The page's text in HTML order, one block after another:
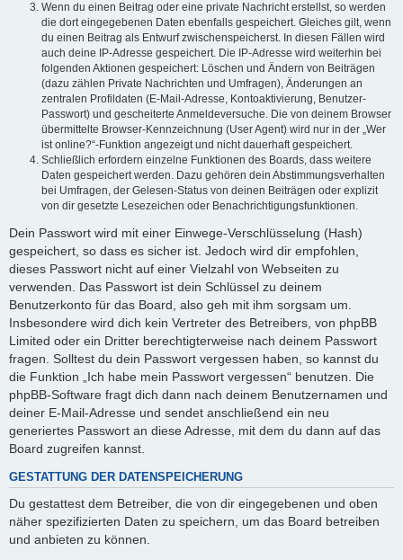
Wenn du einen Beitrag oder eine private Nachricht erstellst, so werden
die dort eingegebenen Daten ebenfalls gespeichert. Gleiches gilt, wenn
du einen Beitrag als Entwurf zwischenspeicherst. In diesen Fällen wird
auch deine IP-Adresse gespeichert. Die IP-Adresse wird weiterhin bei
folgenden Aktionen gespeichert: Löschen und Ändern von Beiträgen
(dazu zählen Private Nachrichten und Umfragen), Änderungen an
zentralen Profildaten (E-Mail-Adresse, Kontoaktivierung, Benutzer-
Passwort) und gescheiterte Anmeldeversuche. Die von deinem Browser
übermittelte Browser-Kennzeichnung (User Agent) wird nur in der „Wer
ist online?“-Funktion angezeigt und nicht dauerhaft gespeichert.
Schließlich erfordern einzelne Funktionen des Boards, dass weitere
Daten gespeichert werden. Dazu gehören dein Abstimmungsverhalten
bei Umfragen, der Gelesen-Status von deinen Beiträgen oder explizit
von dir gesetzte Lesezeichen oder Benachrichtigungsfunktionen.
Dein Passwort wird mit einer Einwege-Verschlüsselung (Hash)
gespeichert, so dass es sicher ist. Jedoch wird dir empfohlen,
dieses Passwort nicht auf einer Vielzahl von Webseiten zu
verwenden. Das Passwort ist dein Schlüssel zu deinem
Benutzerkonto für das Board, also geh mit ihm sorgsam um.
Insbesondere wird dich kein Vertreter des Betreibers, von phpBB
Limited oder ein Dritter berechtigterweise nach deinem Passwort
fragen. Solltest du dein Passwort vergessen haben, so kannst du
die Funktion „Ich habe mein Passwort vergessen“ benutzen. Die
phpBB-Software fragt dich dann nach deinem Benutzernamen und
deiner E-Mail-Adresse und sendet anschließend ein neu
generiertes Passwort an diese Adresse, mit dem du dann auf das
Board zugreifen kannst.
GESTATTUNG DER DATENSPEICHERUNG
Du gestattest dem Betreiber, die von dir eingegebenen und oben
näher spezifizierten Daten zu speichern, um das Board betreiben
und anbieten zu können.